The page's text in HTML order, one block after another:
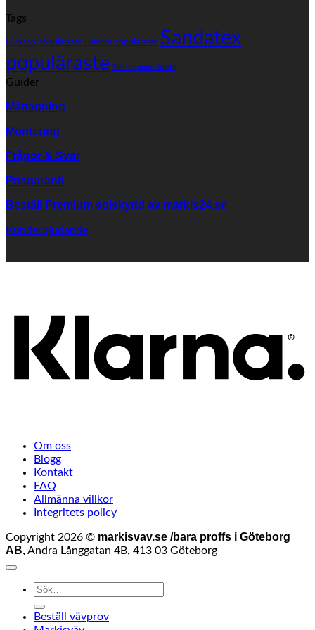
SANDATEX?
Tags
Dickson populäraste Lumera populäraste Sandatex
populäraste Sattler populäraste
Guider
Måttagning
Montering
Frågor & Svar
Prisgaranti
Beställ Premium solskydd av markis24.se
Kunderbjudande
Om oss
Blogg
Kontakt
FAQ
Allmänna villkor
Integritets policy
Copyright 2026 © markisvav.se /bara proffs i Göteborg
AB,Andra Långgatan 4B, 413 03 Göteborg
Sök
Beställ vävprov